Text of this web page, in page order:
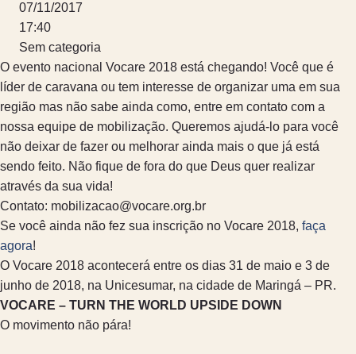
07/11/2017
17:40
Sem categoria
O evento nacional Vocare 2018 está chegando! Você que é
líder de caravana ou tem interesse de organizar uma em sua
região mas não sabe ainda como, entre em contato com a
nossa equipe de mobilização. Queremos ajudá-lo para você
não deixar de fazer ou melhorar ainda mais o que já está
sendo feito. Não fique de fora do que Deus quer realizar
através da sua vida!
Contato: mobilizacao@vocare.org.br
Se você ainda não fez sua inscrição no Vocare 2018, faça
agora!
O Vocare 2018 acontecerá entre os dias 31 de maio e 3 de
junho de 2018, na Unicesumar, na cidade de Maringá – PR.
VOCARE – TURN THE WORLD UPSIDE DOWN
O movimento não pára!